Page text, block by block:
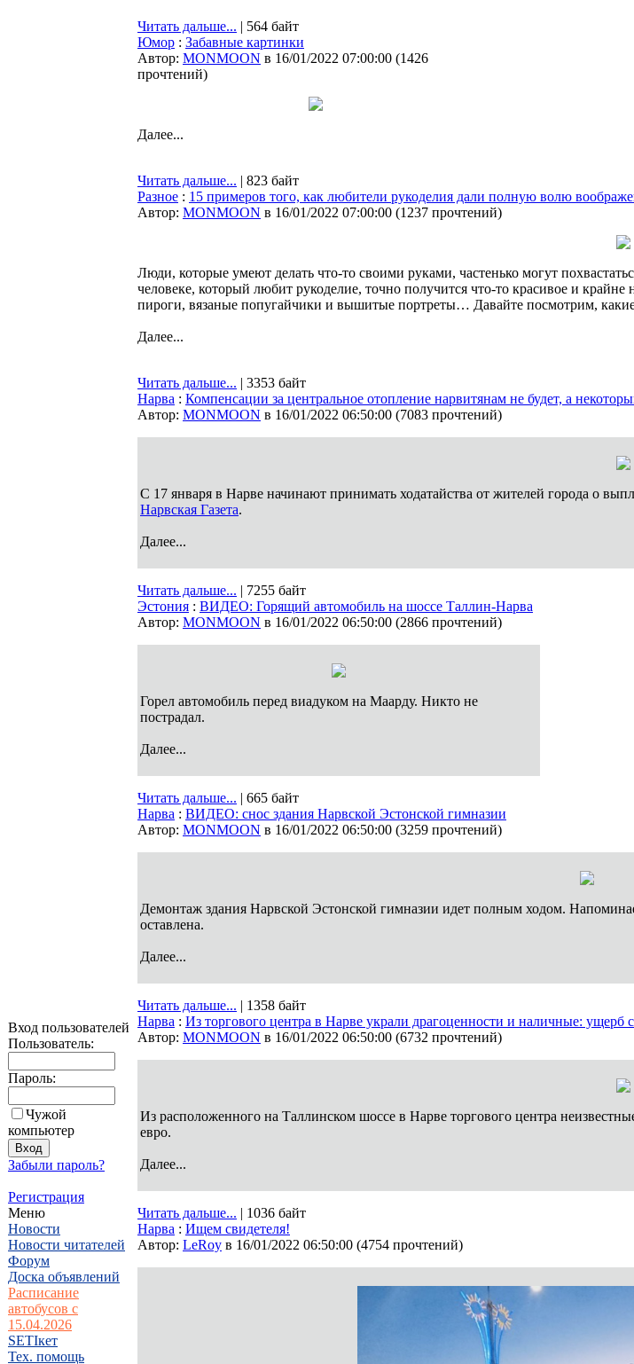
Вход пользователей
Пользователь:
Пароль:
Чужой
компьютер
Забыли пароль?
Регистрация
Меню
Новости
Новости читателей
Форум
Доска объявлений
Расписание
автобусов с
15.04.2026
SETIкет
Тех. помощь
Читать дальше... | 564 байт
Юмор : Забавные картинки
Автор: MONMOON в 16/01/2022 07:00:00 (1426
прочтений)
Далее...
Читать дальше... | 823 байт
Разное : 15 примеров того, как любители рукоделия дали полную волю
Автор: MONMOON в 16/01/2022 07:00:00 (1237 прочтений)
Люди, которые умеют делать что-то своими руками, частенько могут
человеке, который любит рукоделие, точно получится что-то красивое и
пироги, вязаные попугайчики и вышитые портреты… Давайте посмотрим,
Далее...
Читать дальше... | 3353 байт
Нарва : Компенсации за центральное отопление нарвитянам не будет, а
Автор: MONMOON в 16/01/2022 06:50:00 (7083 прочтений)
С 17 января в Нарве начинают принимать ходатайства от жителей города о
Нарвская Газета.
Далее...
Читать дальше... | 7255 байт
Эстония : ВИДЕО: Горящий автомобиль на шоссе Таллин-Нарва
Автор: MONMOON в 16/01/2022 06:50:00 (2866 прочтений)
Горел автомобиль перед виадуком на Маарду. Никто не
пострадал.
Далее...
Читать дальше... | 665 байт
Нарва : ВИДЕО: снос здания Нарвской Эстонской гимназии
Автор: MONMOON в 16/01/2022 06:50:00 (3259 прочтений)
Демонтаж здания Нарвской Эстонской гимназии идет полным ходом.
оставлена.
Далее...
Читать дальше... | 1358 байт
Нарва : Из торгового центра в Нарве украли драгоценности и наличные: ущерб
Автор: MONMOON в 16/01/2022 06:50:00 (6732 прочтений)
Из расположенного на Таллинском шоссе в Нарве торгового центра
евро.
Далее...
Читать дальше... | 1036 байт
Нарва : Ищем свидетеля!
Автор: LeRoy в 16/01/2022 06:50:00 (4754 прочтений)